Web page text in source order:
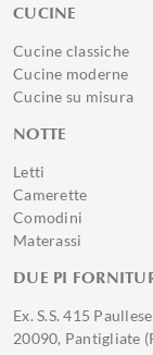
CUCINE
Cucine classiche
Cucine moderne
Cucine su misura
NOTTE
Letti
Camerette
Comodini
Materassi
DUE PI
Ex. S.S. 415
20090, Pantigliate